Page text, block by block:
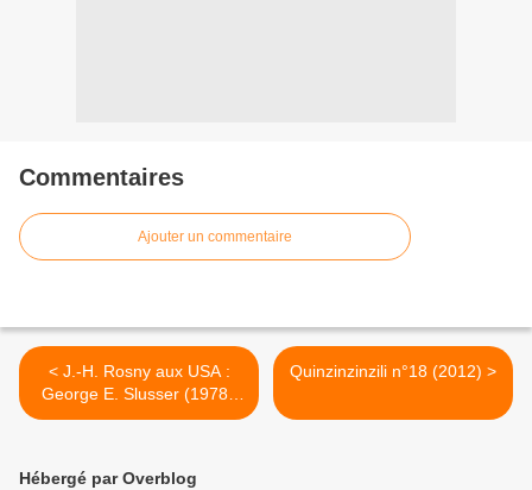
Commentaires
Ajouter un commentaire
< J.-H. Rosny aux USA :
George E. Slusser (1978 /
2012)
Quinzinzinzili n°18 (2012) >
Hébergé par Overblog